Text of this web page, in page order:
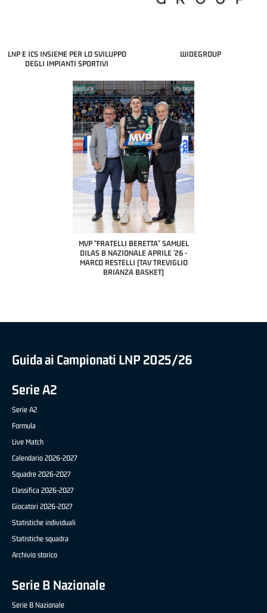
LNP E ICS INSIEME PER LO SVILUPPO
DEGLI IMPIANTI SPORTIVI
WIDEGROUP
MVP "FRATELLI BERETTA" SAMUEL
DILAS B NAZIONALE APRILE '26 -
MARCO RESTELLI (TAV TREVIGLIO
BRIANZA BASKET)
Guida ai Campionati LNP 2025/26
Serie A2
Serie A2
Formula
Live Match
Calendario 2026-2027
Squadre 2026-2027
Classifica 2026-2027
Giocatori 2026-2027
Statistiche individuali
Statistiche squadra
Archivio storico
Serie B Nazionale
Serie B Nazionale